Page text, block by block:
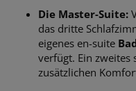
Die Master-Suite:
das dritte
eigenes en-suite
verfügt. Ein zweites
zusätzlichen